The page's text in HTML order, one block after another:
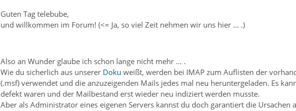
Guten Tag telebube,
und willkommen im Forum! (<= Ja, so viel Zeit nehmen wir uns hier ... .)
Also an Wunder glaube ich schon lange nicht mehr ... .
Wie du sicherlich aus unserer Doku weißt, werden bei IMAP zum Auflisten der
(.msf) verwendet und die anzuzeigenden Mails jedes mal neu heruntergeladen. Es
defekt waren und der Mailbestand erst wieder neu indiziert werden musste.
Aber als Administrator eines eigenen Servers kannst du doch garantiert die Ursachen